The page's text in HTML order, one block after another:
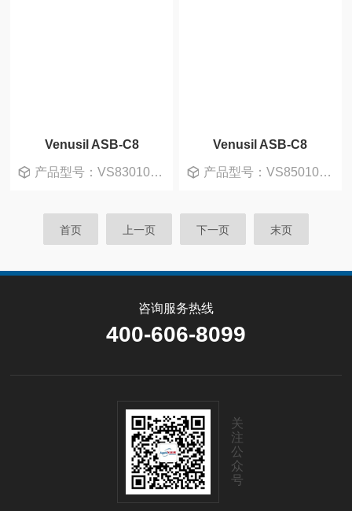
Venusil ASB-C8
产品型号：VS830105-0
Venusil ASB-C8
产品型号：VS850105-0
首页 上一页 下一页 末页
咨询服务热线
400-606-8099
关
注
公
众
号